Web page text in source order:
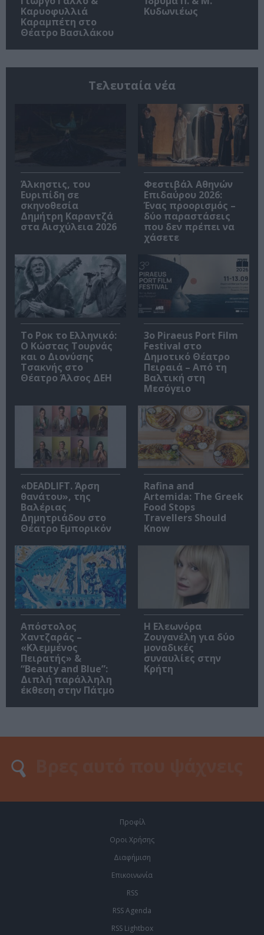
Καρυοφυλλιά
Καραμπέτη στο
Θέατρο Βασιλάκου
Κυδωνιέως
Τελευταία νέα
Άλκηστις, του
Ευριπίδη σε
σκηνοθεσία
Δημήτρη Καραντζά
στα Αισχύλεια 2026
Φεστιβάλ Αθηνών
Επιδαύρου 2026:
Ένας προορισμός –
δύο παραστάσεις
που δεν πρέπει να
χάσετε
Το Ροκ το Ελληνικό:
Ο Κώστας Τουρνάς
και ο Διονύσης
Τσακνής στο
Θέατρο Άλσος ΔΕΗ
3o Piraeus Port Film
Festival στο
Δημοτικό Θέατρο
Πειραιά – Από τη
Βαλτική στη
Μεσόγειο
«DEADLIFT. Άρση
θανάτου», της
Βαλέριας
Δημητριάδου στο
Θέατρο Εμπορικόν
Rafina and
Artemida: The Greek
Food Stops
Travellers Should
Know
Απόστολος
Χαντζαράς –
«Κλεμμένος
Πειρατής» &
“Beauty and Blue”:
Διπλή παράλληλη
έκθεση στην Πάτμο
Η Ελεωνόρα
Ζουγανέλη για δύο
μοναδικές
συναυλίες στην
Κρήτη
Προφίλ
Οροι Χρήσης
Διαφήμιση
Επικοινωνία
RSS
RSS Agenda
RSS Lightbox